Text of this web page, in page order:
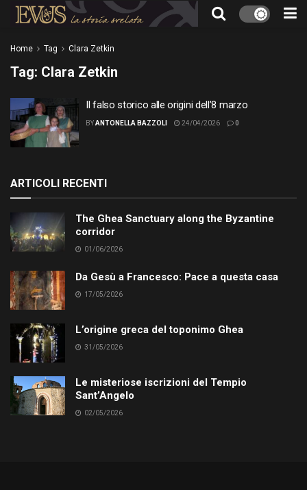
Home Tag Clara Zetkin
Tag: Clara Zetkin
Il falso storico alle origini dell’8 marzo
BYANTONELLA BAZZOLI 24/04/2026 0
ARTICOLI RECENTI
The Ghea Sanctuary along the Byzantine
corridor
01/06/2026
Da Gesù a Francesco: Pace a questa casa
17/05/2026
L’origine greca del toponimo Ghea
31/05/2026
Le misteriose iscrizioni del Tempio
Sant’Angelo
02/05/2026